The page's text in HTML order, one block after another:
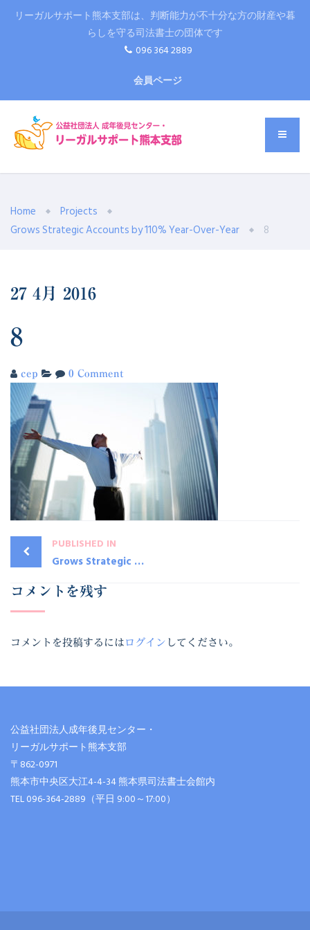
リーガルサポート熊本支部は、判断能力が不十分な方の財産や暮
らしを守る司法書士の団体です
096 364 2889
会員ページ
Home
Projects
Grows Strategic Accounts by 110% Year-Over-Year
8
27 4月 2016
8
cep 0 Comment
PUBLISHED IN
Grows Strategic Accounts by 110% Year-Over-Year
コメントを残す
コメントを投稿するには ログイン してください。
公益社団法人成年後見センター・
リーガルサポート熊本支部
〒862-0971
熊本市中央区大江4-4-34 熊本県司法書士会館内
TEL 096-364-2889（平日 9:00～17:00）